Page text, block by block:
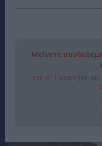
Μείνετε
rpn.gr Προσθήκη ως